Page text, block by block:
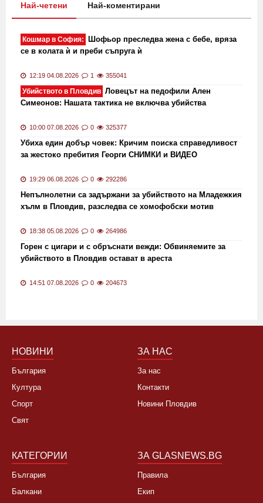
Най-четени Най-коментирани
Кошмар в София:
Шофьор преследва жена с бебе, вряза
се в колата ѝ и преби съпруга ѝ
12:19 04.08.2026 1 355041
Убийството в Пловдив Ловецът на педофили Ален
Симеонов: Нашата тактика не включва убийства
10:00 07.08.2026 0 325377
Убиха един добър човек: Кричим поиска справедливост
за жестоко пребития Георги СНИМКИ и ВИДЕО
19:29 06.08.2026 0 292286
Непълнолетни са задържани за убийството на Младежкия
хълм в Пловдив, разследва се хомофобски мотив
18:38 05.08.2026 0 264986
Горен с цигари и с обръснати вежди: Обвиняемите за
убийството в Пловдив остават в ареста
14:51 07.08.2026 0 204673
НОВИНИ
България
Култура
Спорт
Свят
ЗА НАС
За нас
Контакти
Новини Пловдив
КАТЕГОРИИ
България
Балкани
ЗА GLASNEWS.BG
Правила
Екип